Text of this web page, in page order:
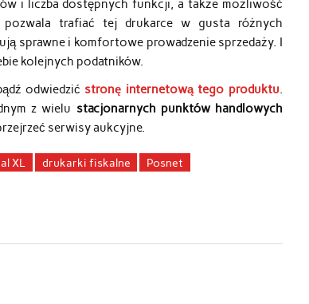
i liczba dostępnych funkcji, a także możliwość
trafiać tej drukarce w gusta różnych
sprawne i komfortowe prowadzenie sprzedaży. I
kolejnych podatników.
odwiedzić stronę internetową tego produktu.
z wielu stacjonarnych punktów handlowych
serwisy aukcyjne.
XL drukarki fiskalne
Posnet